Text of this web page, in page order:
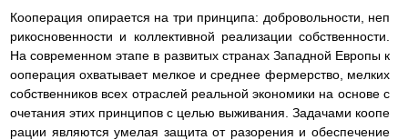
Кооперация опирается на три принципа: добровольности, неп
рикосновенности и коллективной реализации собственности.
На современном этапе в развитых странах Западной Европы к
ооперация охватывает мелкое и среднее фермерство, мелких
собственников всех отраслей реальной экономики на основе с
очетания этих принципов с целью выживания. Задачами коопе
рации являются умелая защита от разорения и обеспечение